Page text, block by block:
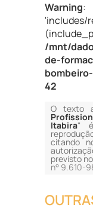
Warning:
'includes/
/mnt/
de-
42
O texto
Itabira" é
citando
previsto
n° 9.610-